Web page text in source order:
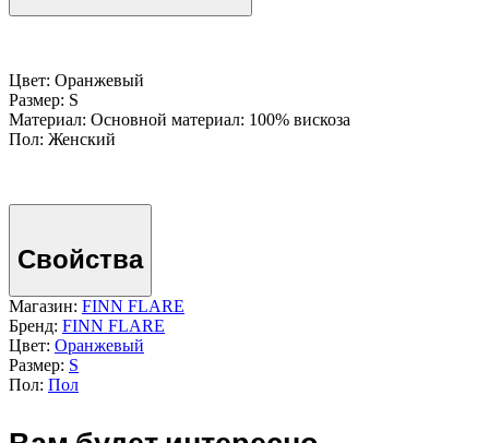
Цвет: Оранжевый
Размер: S
Материал: Основной материал: 100% вискоза
Пол: Женский
Свойства
Магазин: FINN FLARE
Бренд: FINN FLARE
Цвет: Оранжевый
Размер: S
Пол: Пол